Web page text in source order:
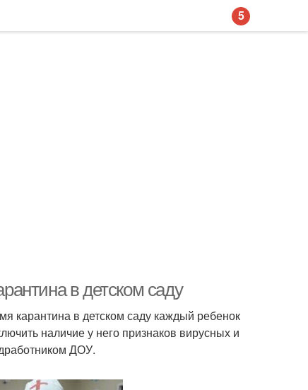
в детском саду
карантина в детском саду каждый ребенок
наличие у него признаков вирусных и
ДОУ.
5